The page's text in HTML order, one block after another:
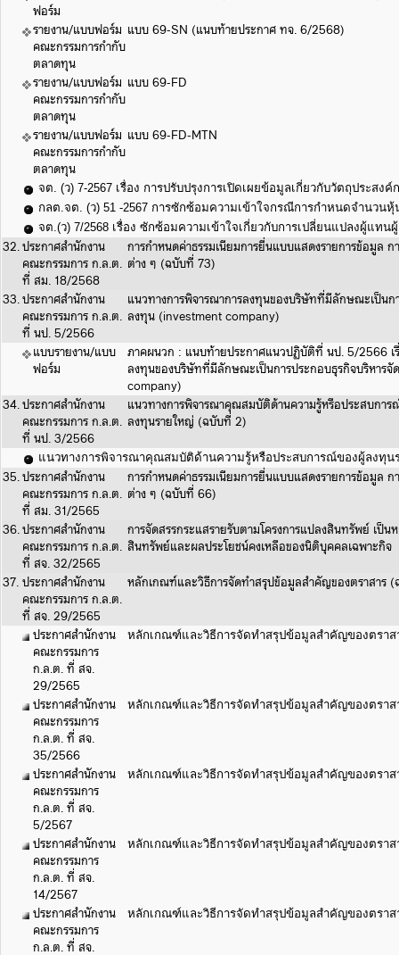
ฟอร์ม
รายงาน/แบบฟอร์ม
คณะกรรมการกำกับ
ตลาดทุน
แบบ 69-SN (แนบท้ายประกาศ ทจ. 6/2568)
รายงาน/แบบฟอร์ม
คณะกรรมการกำกับ
ตลาดทุน
แบบ 69-FD
รายงาน/แบบฟอร์ม
คณะกรรมการกำกับ
ตลาดทุน
แบบ 69-FD-MTN
จต. (ว) 7-2567 เรื่อง การปรับปรุงการเปิดเผยข้อมูลเกี่ยวกับวัตถุประส
กลต.จต. (ว) 51 -2567 การซักซ้อมความเข้าใจกรณีการกำหนดจำนวนหุ้
จต.(ว) 7/2568 เรื่อง ซักซ้อมความเข้าใจเกี่ยวกับการเปลี่ยนแปลงผู้แทน
32.ประกาศสำนักงาน
คณะกรรมการ ก.ล.ต.
ที่ สม. 18/2568
การกำหนดค่าธรรมเนียมการยื่นแบบแสดงรายการข้อมูล
ต่าง ๆ (ฉบับที่ 73)
33.ประกาศสำนักงาน
คณะกรรมการ ก.ล.ต.
ที่ นป. 5/2566
แนวทางการพิจารณาการลงทุนของบริษัทที่มีลักษณะเป็นก
ลงทุน (investment company)
แบบรายงาน/แบบ
ฟอร์ม
ภาคผนวก : แนบท้ายประกาศแนวปฏิบัติที่ นป. 5/2566 เ
ลงทุนของบริษัทที่มีลักษณะเป็นการประกอบธุรกิจบริหารจั
company)
34.ประกาศสำนักงาน
คณะกรรมการ ก.ล.ต.
ที่ นป. 3/2566
แนวทางการพิจารณาคุณสมบัติด้านความรู้หรือประสบกา
ลงทุนรายใหญ่ (ฉบับที่ 2)
แนวทางการพิจารณาคุณสมบัติด้านความรู้หรือประสบการณ์ของผู้ลงทุ
35.ประกาศสำนักงาน
คณะกรรมการ ก.ล.ต.
ที่ สม. 31/2565
การกำหนดค่าธรรมเนียมการยื่นแบบแสดงรายการข้อมูล
ต่าง ๆ (ฉบับที่ 66)
36.ประกาศสำนักงาน
คณะกรรมการ ก.ล.ต.
ที่ สจ. 32/2565
การจัดสรรกระแสรายรับตามโครงการแปลงสินทรัพย์ เป็
สินทรัพย์และผลประโยชน์คงเหลือของนิติบุคคลเฉพาะกิจ
37.ประกาศสำนักงาน
คณะกรรมการ ก.ล.ต.
ที่ สจ. 29/2565
หลักเกณฑ์และวิธีการจัดทำสรุปข้อมูลสำคัญของตราสาร
ประกาศสำนักงาน
คณะกรรมการ
ก.ล.ต. ที่ สจ.
29/2565
หลักเกณฑ์และวิธีการจัดทำสรุปข้อมูลสำคัญของตราส
ประกาศสำนักงาน
คณะกรรมการ
ก.ล.ต. ที่ สจ.
35/2566
หลักเกณฑ์และวิธีการจัดทำสรุปข้อมูลสำคัญของตราส
ประกาศสำนักงาน
คณะกรรมการ
ก.ล.ต. ที่ สจ.
5/2567
หลักเกณฑ์และวิธีการจัดทำสรุปข้อมูลสำคัญของตราส
ประกาศสำนักงาน
คณะกรรมการ
ก.ล.ต. ที่ สจ.
14/2567
หลักเกณฑ์และวิธีการจัดทำสรุปข้อมูลสำคัญของตราส
ประกาศสำนักงาน
คณะกรรมการ
ก.ล.ต. ที่ สจ.
หลักเกณฑ์และวิธีการจัดทำสรุปข้อมูลสำคัญของตราส